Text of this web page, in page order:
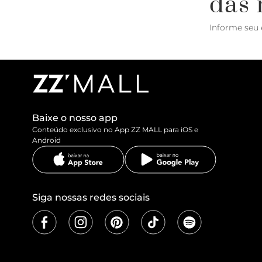
Informe seu
Baixe o nosso app
Conteúdo exclusivo no App ZZ MALL para iOS e
Android
Siga nossas redes sociais